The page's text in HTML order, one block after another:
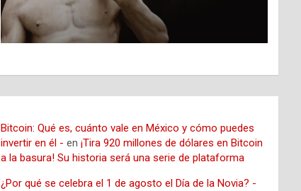
Bitcoin: Qué es, cuánto vale en México y cómo puedes
invertir en él - en¡Tira 920 millones de dólares en Bitcoin
a la basura! Su historia será una serie de plataforma
¿Por qué se celebra el 1 de agosto el Día de la Novia? -